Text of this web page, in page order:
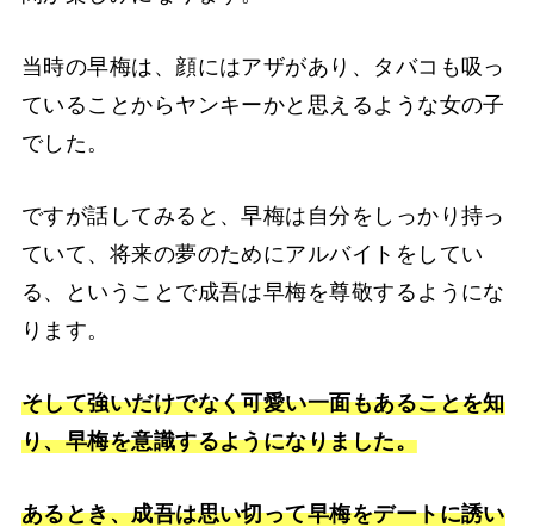
当時の早梅は、顔にはアザがあり、タバコも吸っ
ていることからヤンキーかと思えるような女の子
でした。
ですが話してみると、早梅は自分をしっかり持っ
ていて、将来の夢のためにアルバイトをしてい
る、ということで成吾は早梅を尊敬するようにな
ります。
そして強いだけでなく可愛い一面もあることを知
り、早梅を意識するようになりました。
あるとき、成吾は思い切って早梅をデートに誘い